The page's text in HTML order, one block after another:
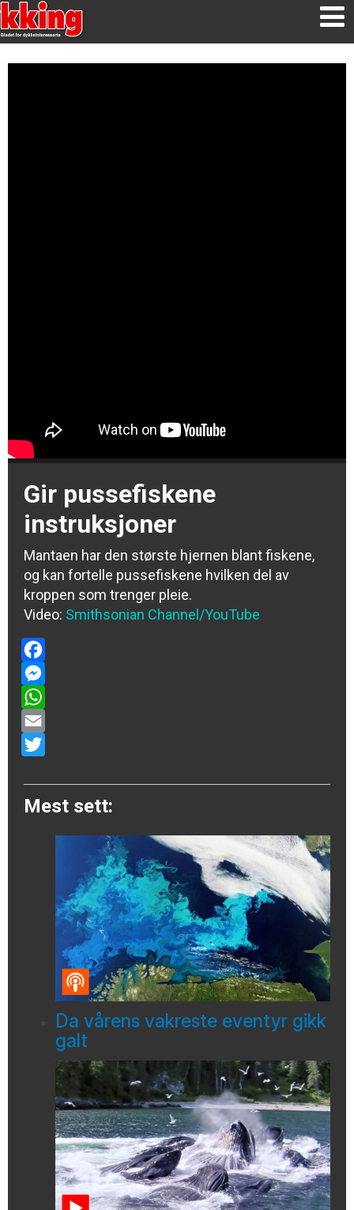
Gir pussefiskene
instruksjoner
Mantaen har den største hjernen blant fiskene,
og kan fortelle pussefiskene hvilken del av
kroppen som trenger pleie.
Video: Smithsonian Channel/YouTube
Facebook
Messenger
WhatsApp
Email
Mest sett:
Da vårens vakreste eventyr gikk
galt